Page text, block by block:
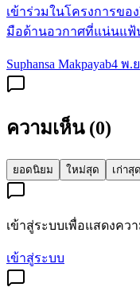
เข้าร่วมในโครงการขอ
มือด้านอวกาศที่แน่นแฟ้
Suphansa Makpayab4 พ.
ความเห็น (0)
ยอดนิยม ใหม่สุด เก่าสุด
เข้าสู่ระบบเพื่อแสดงคว
เข้าสู่ระบบ